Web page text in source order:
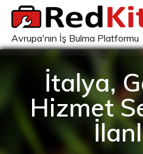
Avrupa'nın İş Bulma Platformu
İtalya,
Hizmet